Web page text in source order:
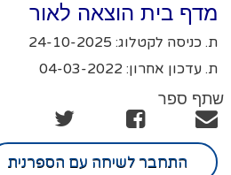
מדף בית הוצאה לאור
ת. כניסה לקטלוג: 24-10-2025
ת. עדכון אחרון: 04-03-2022
שתף ספר
התחבר לשיחה עם הספרנית